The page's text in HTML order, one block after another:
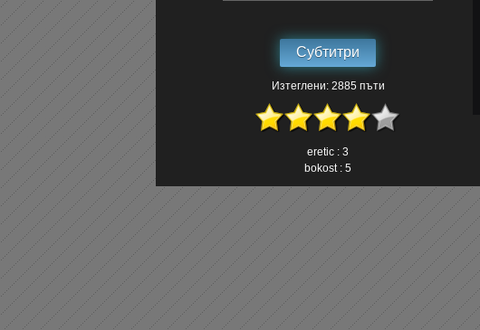
Субтитри
Изтеглени: 2885 пъти
eretic : 3
bokost : 5